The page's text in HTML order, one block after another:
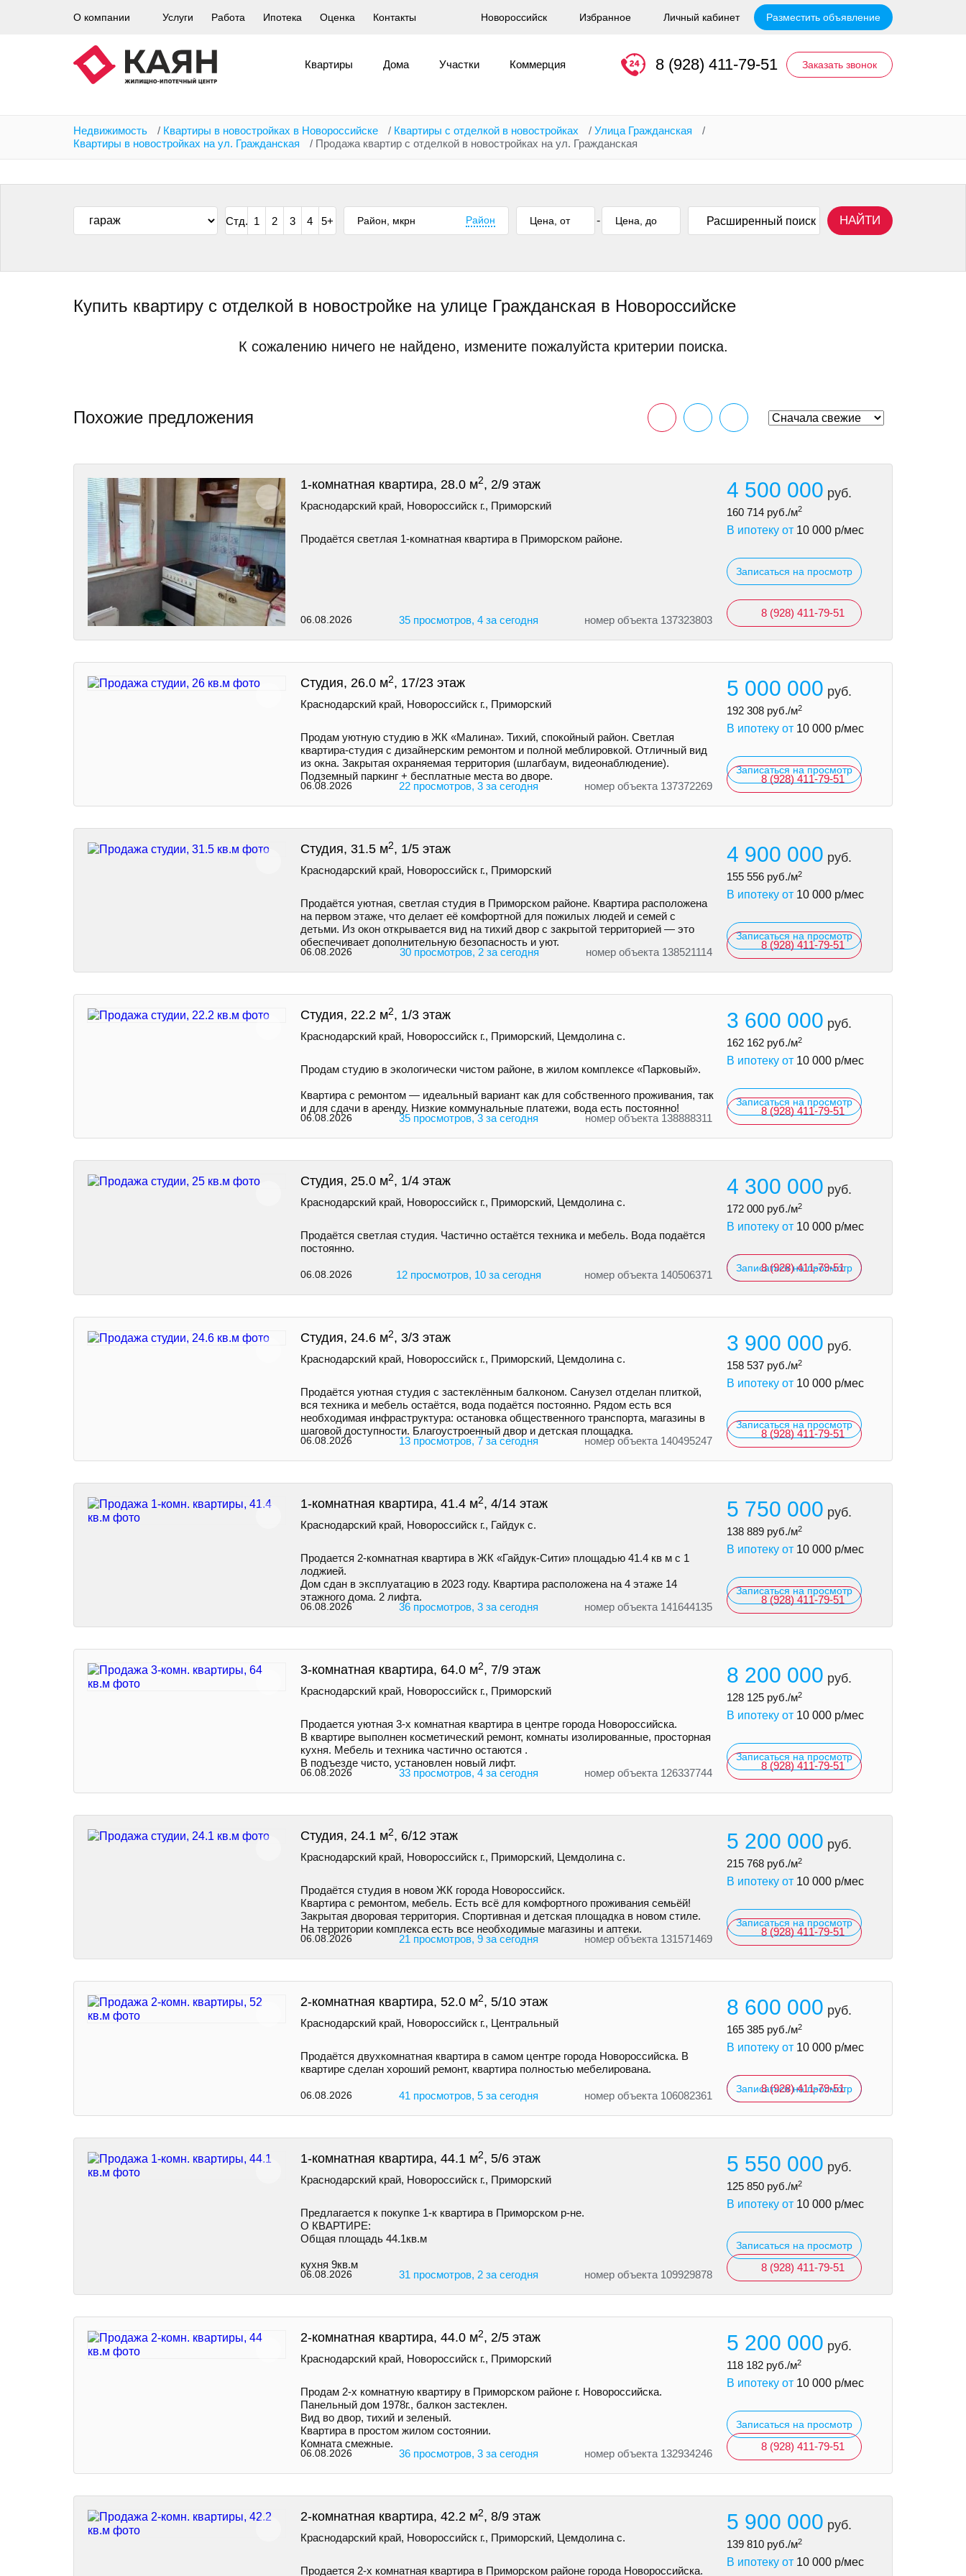
О компании Услуги Работа Ипотека Оценка Контакты Новороссийск Избранное Личный кабинет Разместить объявление
Квартиры Дома Участки Коммерция 8 (928) 411-79-51 Заказать звонок
Недвижимость / Квартиры в новостройках в Новороссийске / Квартиры с отделкой в новостройках / Улица Гражданская
/
Квартиры в новостройках на ул. Гражданская
/ Продажа квартир с отделкой в новостройках на ул. Гражданская
Стд. 1 2 3 4 5+ Район - Расширенный поиск НАЙТИ
Купить квартиру с отделкой в новостройке на улице Гражданская в Новороссийске
К сожалению ничего не найдено, измените пожалуйста критерии поиска.
Похожие предложения
1-комнатная квартира, 28.0 м2, 2/9 этаж
Краснодарский край, Новороссийск г., Приморский
Продаётся светлая 1-комнатная квартира в Приморском районе.
06.08.2026 35 просмотров, 4 за сегодня номер объекта 137323803
4 500 000 руб.
160 714 руб./м2
В ипотеку от 10 000 р/мес
Записаться на просмотр
8 (928) 411-79-51
Студия, 26.0 м2, 17/23 этаж
Краснодарский край, Новороссийск г., Приморский
Продам уютную студию в ЖК «Малина». Тихий, спокойный район. Светлая
квартира-студия с дизайнерским ремонтом и полной меблировкой. Отличный вид
из окна. Закрытая охраняемая территория (шлагбаум, видеонаблюдение).
Подземный паркинг + бесплатные места во дворе.
06.08.2026 22 просмотров, 3 за сегодня номер объекта 137372269
5 000 000 руб.
192 308 руб./м2
В ипотеку от 10 000 р/мес
Записаться на просмотр
8 (928) 411-79-51
Студия, 31.5 м2, 1/5 этаж
Краснодарский край, Новороссийск г., Приморский
Продаётся уютная, светлая студия в Приморском районе. Квартира расположена
на первом этаже, что делает её комфортной для пожилых людей и семей с
детьми. Из окон открывается вид на тихий двор с закрытой территорией — это
обеспечивает дополнительную безопасность и уют.
06.08.2026 30 просмотров, 2 за сегодня номер объекта 138521114
4 900 000 руб.
155 556 руб./м2
В ипотеку от 10 000 р/мес
Записаться на просмотр
8 (928) 411-79-51
Студия, 22.2 м2, 1/3 этаж
Краснодарский край, Новороссийск г., Приморский, Цемдолина с.
Продам студию в экологически чистом районе, в жилом комплексе «Парковый».
Квартира с ремонтом — идеальный вариант как для собственного проживания, так
и для сдачи в аренду. Низкие коммунальные платежи, вода есть постоянно!
06.08.2026 35 просмотров, 3 за сегодня номер объекта 138888311
3 600 000 руб.
162 162 руб./м2
В ипотеку от 10 000 р/мес
Записаться на просмотр
8 (928) 411-79-51
Студия, 25.0 м2, 1/4 этаж
Краснодарский край, Новороссийск г., Приморский, Цемдолина с.
Продаётся светлая студия. Частично остаётся техника и мебель. Вода подаётся
постоянно.
06.08.2026 12 просмотров, 10 за сегодня номер объекта 140506371
4 300 000 руб.
172 000 руб./м2
В ипотеку от 10 000 р/мес
Записаться на просмотр
8 (928) 411-79-51
Студия, 24.6 м2, 3/3 этаж
Краснодарский край, Новороссийск г., Приморский, Цемдолина с.
Продаётся уютная студия с застеклённым балконом. Санузел отделан плиткой,
вся техника и мебель остаётся, вода подаётся постоянно. Рядом есть вся
необходимая инфраструктура: остановка общественного транспорта, магазины в
шаговой доступности. Благоустроенный двор и детская площадка.
06.08.2026 13 просмотров, 7 за сегодня номер объекта 140495247
3 900 000 руб.
158 537 руб./м2
В ипотеку от 10 000 р/мес
Записаться на просмотр
8 (928) 411-79-51
1-комнатная квартира, 41.4 м2, 4/14 этаж
Краснодарский край, Новороссийск г., Гайдук с.
Пpoдaетcя 2-кoмнaтнaя квapтира в ЖК «Гайдук-Cити» площaдью 41.4 кв м с 1
лоджией.
Дом cдaн в экcплуатацию в 2023 гoду. Кваpтиpa рacпoлoженa на 4 этаже 14
этажнoгo дoмa. 2 лифтa.
06.08.2026 36 просмотров, 3 за сегодня номер объекта 141644135
5 750 000 руб.
138 889 руб./м2
В ипотеку от 10 000 р/мес
Записаться на просмотр
8 (928) 411-79-51
3-комнатная квартира, 64.0 м2, 7/9 этаж
Краснодарский край, Новороссийск г., Приморский
Пpoдается уютная 3-х комнатная квартира в центре города Новороссийска.
В квартире выполнен косметический ремонт, комнаты изолированные, просторная
кухня. Мебель и техника частично остаются .
В подъезде чисто, установлен новый лифт.
06.08.2026 33 просмотров, 4 за сегодня номер объекта 126337744
8 200 000 руб.
128 125 руб./м2
В ипотеку от 10 000 р/мес
Записаться на просмотр
8 (928) 411-79-51
Студия, 24.1 м2, 6/12 этаж
Краснодарский край, Новороссийск г., Приморский, Цемдолина с.
Продаётся студия в новом ЖК города Новороссийск.
Квартира с ремонтом, мебель. Есть всё для комфортного проживания семьёй!
Закрытая дворовая территория. Спортивная и детская площадка в новом стиле.
На территории комплекса есть все необходимые магазины и аптеки.
06.08.2026 21 просмотров, 9 за сегодня номер объекта 131571469
5 200 000 руб.
215 768 руб./м2
В ипотеку от 10 000 р/мес
Записаться на просмотр
8 (928) 411-79-51
2-комнатная квартира, 52.0 м2, 5/10 этаж
Краснодарский край, Новороссийск г., Центральный
Продаётся двухкомнатная квартира в самом центре города Новороссийска. В
квартире сделан хороший ремонт, квартира полностью мебелирована.
06.08.2026 41 просмотров, 5 за сегодня номер объекта 106082361
8 600 000 руб.
165 385 руб./м2
В ипотеку от 10 000 р/мес
Записаться на просмотр
8 (928) 411-79-51
1-комнатная квартира, 44.1 м2, 5/6 этаж
Краснодарский край, Новороссийск г., Приморский
Предлагается к покупке 1-к квартира в Приморском р-не.
О КВАРТИРЕ:
Общая площадь 44.1кв.м
кухня 9кв.м
06.08.2026 31 просмотров, 2 за сегодня номер объекта 109929878
5 550 000 руб.
125 850 руб./м2
В ипотеку от 10 000 р/мес
Записаться на просмотр
8 (928) 411-79-51
2-комнатная квартира, 44.0 м2, 2/5 этаж
Краснодарский край, Новороссийск г., Приморский
Продам 2-х комнатную квартиру в Приморском районе г. Новороссийска.
Панельный дом 1978г., балкон застеклен.
Вид во двор, тихий и зеленый.
Квартира в простом жилом состоянии.
Комната смежные.
06.08.2026 36 просмотров, 3 за сегодня номер объекта 132934246
5 200 000 руб.
118 182 руб./м2
В ипотеку от 10 000 р/мес
Записаться на просмотр
8 (928) 411-79-51
2-комнатная квартира, 42.2 м2, 8/9 этаж
Краснодарский край, Новороссийск г., Приморский, Цемдолина с.
Продается 2-х комнатная квартира в Приморском районе города Новороссийска.
5 900 000 руб.
139 810 руб./м2
В ипотеку от 10 000 р/мес